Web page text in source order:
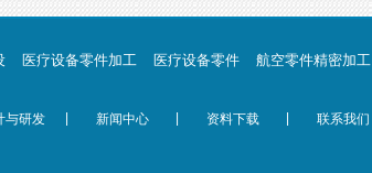
医疗设备零件加工 医疗设备零件
航空零件精密加工
与研发 新闻中心 资料下载 联系我们